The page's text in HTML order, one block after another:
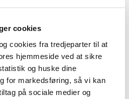
cookies
cookies fra tredjeparter til at
hjemmeside ved at sikre
og huske dine
for markedsføring, så vi kan
på sociale medier og